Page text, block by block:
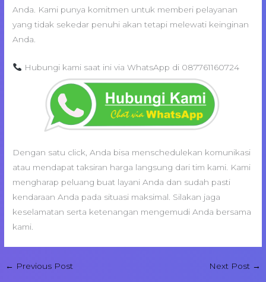
Anda. Kami punya komitmen untuk memberi pelayanan
yang tidak sekedar penuhi akan tetapi melewati keinginan
Anda.
Hubungi kami saat ini via WhatsApp di 087761160724
Dengan satu click, Anda bisa menschedulekan komunikasi
atau mendapat taksiran harga langsung dari tim kami. Kami
mengharap peluang buat layani Anda dan sudah pasti
kendaraan Anda pada situasi maksimal. Silakan jaga
keselamatan serta ketenangan mengemudi Anda bersama
kami.
← Previous Post Next Post →